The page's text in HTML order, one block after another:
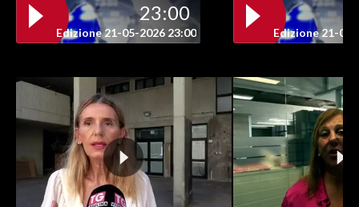
23:00
Edizione 21-05-2026 23:00 Edizione 21-05-